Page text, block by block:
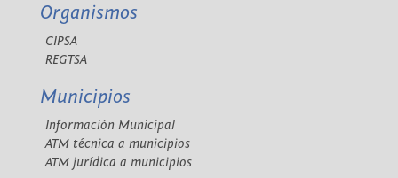
Organismos
CIPSA
REGTSA
Municipios
Información Municipal
ATM técnica a municipios
ATM jurídica a municipios